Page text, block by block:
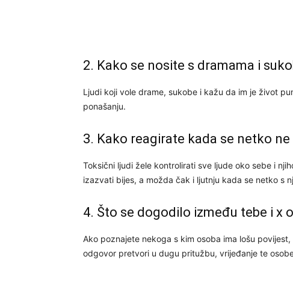
2. Kako se nosite s dramama i
Ljudi koji vole drame, sukobe i kažu da im je život
ponašanju.
3. Kako reagirate kada se netko
Toksični ljudi žele kontrolirati sve ljude oko sebe i
izazvati bijes, a možda čak i ljutnju kada se netko s
4. Što se dogodilo između tebe i x
Ako poznajete nekoga s kim osoba ima lošu
odgovor pretvori u dugu pritužbu, vrijeđanje te